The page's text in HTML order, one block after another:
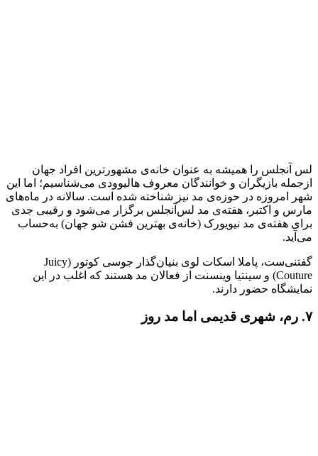
لس آنجلس را همیشه به عنوان خانه‌ی مشهورترین افراد جهان
ازجمله بازیگران و خوانندگان معروف هالیوودی می‌شناسیم؛ اما این
شهر امروزه در حوزه‌ی مد نیز شناخته شده است. سالانه در ماه‌های
مارس و اکتبر، هفته‌ی مد لس‌آنجلس برگزار می‌شود و رقیبی جدی
برای هفته‌ی مد نیویورک (خانه‌ی بهترین فشن شو جهان) به‌حساب
می‌آید.
گفتنی‌ست، پاملا اسکات لوی بنیان‌گذار جوسی کوتور (Juicy
Couture) و سینتیا وینسنت از فعالان مد هستند که اغلب در این
نمایشگاه حضور دارند.
۷. رم، شهری قدیمی اما مد روز